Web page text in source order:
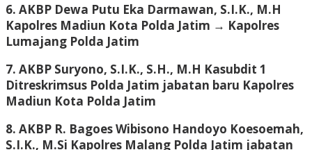
6. AKBP Dewa Putu Eka Darmawan, S.I.K., M.H
Kapolres Madiun Kota Polda Jatim → Kapolres
Lumajang Polda Jatim
7. AKBP Suryono, S.I.K., S.H., M.H Kasubdit 1
Ditreskrimsus Polda Jatim jabatan baru Kapolres
Madiun Kota Polda Jatim
8. AKBP R. Bagoes Wibisono Handoyo Koesoemah,
S.I.K., M.Si Kapolres Malang Polda Jatim jabatan